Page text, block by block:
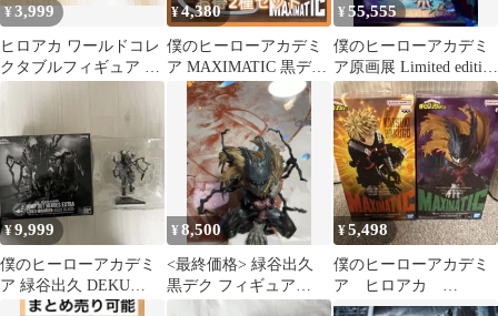
¥3,999
ヒロアカ ワールドコレ
クタブルフィギュア 黒
デク＆爆豪勝己
¥4,380
僕のヒーローアカデミ
ア MAXIMATIC 黒デク
捕縛布 フィギュア 2種
¥55,555
僕のヒーローアカデミ
ア原画展 Limited edition
黒デクフィギュア
¥9,999
僕のヒーローアカデミ
ア 緑谷出久 DEKU
BLACK フィギュア
¥8,500
<最終価格> 緑谷出久
黒デク フィギュア
¥5,498
僕のヒーローアカデミ
ア ヒロアカ
MAXIMATIC 緑谷出